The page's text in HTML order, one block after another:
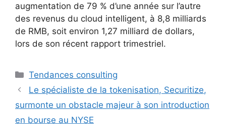
augmentation de 79 % d’une année sur l’autre
des revenus du cloud intelligent, à 8,8 milliards
de RMB, soit environ 1,27 milliard de dollars,
lors de son récent rapport trimestriel.
Catégories
Tendances consulting
Le spécialiste de la tokenisation, Securitize,
surmonte un obstacle majeur à son introduction
en bourse au NYSE